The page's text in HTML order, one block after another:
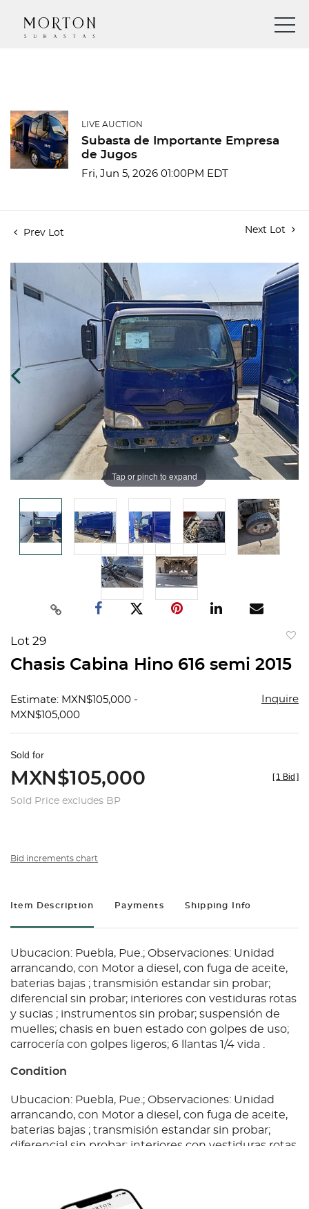
LIVE AUCTION
Subasta de Importante Empresa
de Jugos
Fri, Jun 5, 2026 01:00PM EDT
Prev Lot Next Lot
Tap or pinch to expand
Lot 29
Chasis Cabina Hino 616 semi 2015
Estimate: MXN$105,000 -
MXN$105,000
Inquire
Sold for
MXN$105,000
Sold Price excludes BP
[ 1 Bid ]
Bid increments chart
Item Description Payments Shipping Info
Ubucacion: Puebla, Pue.; Observaciones: Unidad
arrancando, con Motor a diesel, con fuga de aceite,
baterias bajas ; transmisión estandar sin probar;
diferencial sin probar; interiores con vestiduras rotas
y sucias ; instrumentos sin probar; suspensión de
muelles; chasis en buen estado con golpes de uso;
carrocería con golpes ligeros; 6 llantas 1/4 vida .
Condition
Ubucacion: Puebla, Pue.; Observaciones: Unidad
arrancando, con Motor a diesel, con fuga de aceite,
baterias bajas ; transmisión estandar sin probar;
diferencial sin probar; interiores con vestiduras rotas
carrocería con golpes ligeros; 6 llantas 1/4 vida .